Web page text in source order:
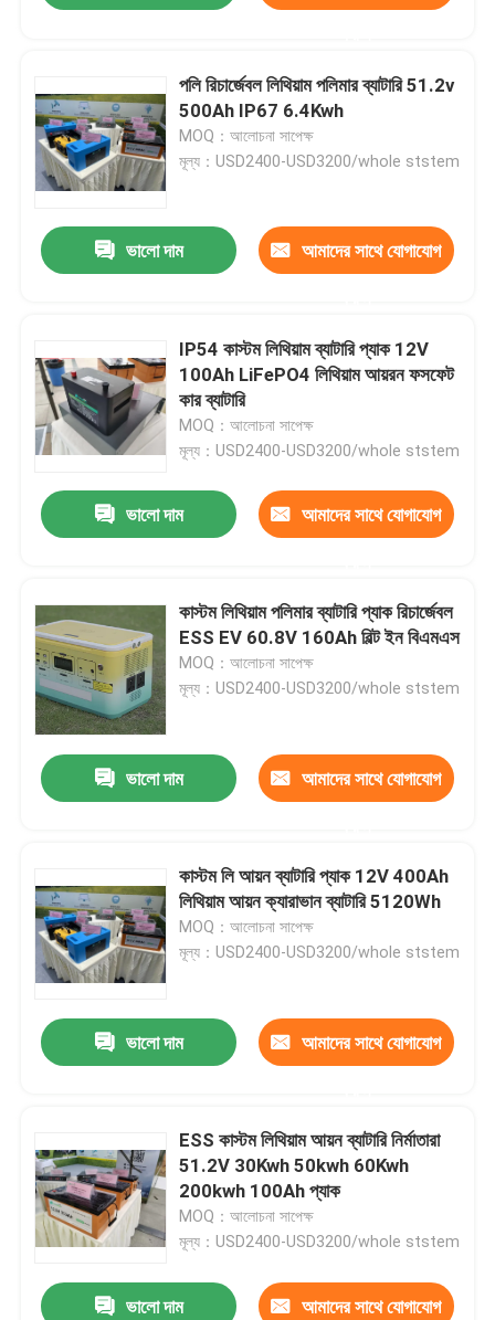
পলি রিচার্জেবল লিথিয়াম পলিমার ব্যাটারি 51.2v
500Ah IP67 6.4Kwh
MOQ：আলোচনা সাপেক্ষ
মূল্য：USD2400-USD3200/whole ststem
ভালো দাম আমাদের সাথে যোগাযোগ
IP54 কাস্টম লিথিয়াম ব্যাটারি প্যাক 12V
100Ah LiFePO4 লিথিয়াম আয়রন ফসফেট
কার ব্যাটারি
MOQ：আলোচনা সাপেক্ষ
মূল্য：USD2400-USD3200/whole ststem
ভালো দাম আমাদের সাথে যোগাযোগ
কাস্টম লিথিয়াম পলিমার ব্যাটারি প্যাক রিচার্জেবল
ESS EV 60.8V 160Ah বিল্ট ইন বিএমএস
MOQ：আলোচনা সাপেক্ষ
মূল্য：USD2400-USD3200/whole ststem
ভালো দাম আমাদের সাথে যোগাযোগ
কাস্টম লি আয়ন ব্যাটারি প্যাক 12V 400Ah
লিথিয়াম আয়ন ক্যারাভান ব্যাটারি 5120Wh
MOQ：আলোচনা সাপেক্ষ
মূল্য：USD2400-USD3200/whole ststem
ভালো দাম আমাদের সাথে যোগাযোগ
ESS কাস্টম লিথিয়াম আয়ন ব্যাটারি নির্মাতারা
51.2V 30Kwh 50kwh 60Kwh
200kwh 100Ah প্যাক
MOQ：আলোচনা সাপেক্ষ
মূল্য：USD2400-USD3200/whole ststem
ভালো দাম আমাদের সাথে যোগাযোগ